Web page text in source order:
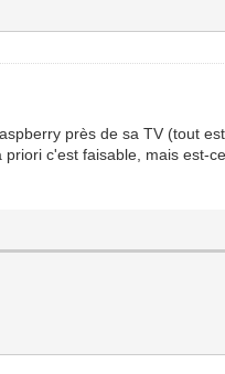
près de sa TV (tout
c'est faisable, mais